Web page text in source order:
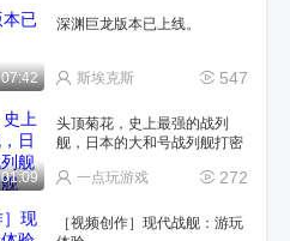
07:42
深渊巨龙版本已上线。
547
斯埃克斯
01:09
头顶菊花，史上最强的战列
舰，日本的大和号战列舰打密
272
一点玩游戏
［视频创作］现代战舰：游玩